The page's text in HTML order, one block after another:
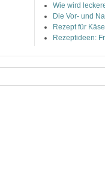
Wie wird
Die Vor- und
Rezept für
Rezeptideen: